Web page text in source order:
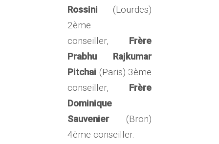
Rossini (Lourdes)
2ème
conseiller, Frère
Prabhu Rajkumar
Pitchai (Paris) 3ème
conseiller, Frère
Dominique
Sauvenier (Bron)
4ème conseiller.